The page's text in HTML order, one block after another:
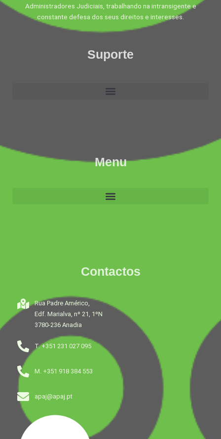
Administradores Judiciais, trabalhando na intransigente e
constante defesa dos seus direitos e interesses.
Suporte
Menu
Contactos
Rua Padre Américo,
Edf. Marialva, nº 21, 1ºN
3780-236 Anadia
T. +351 231 027 095
M. +351 918 384 553
apaj@apaj.pt